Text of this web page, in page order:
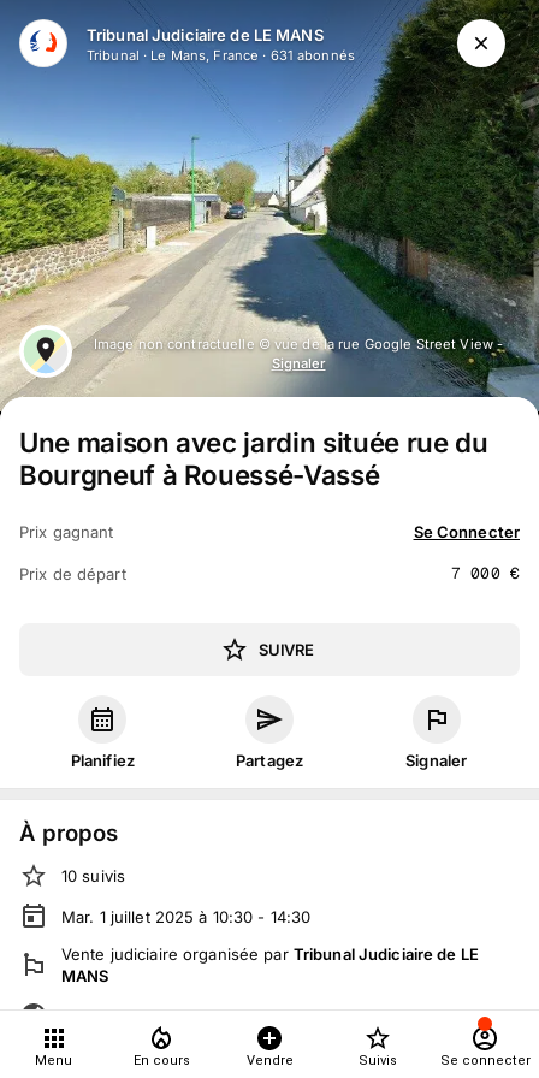
Aller au contenu principal
Tribunal Judiciaire de LE MANS
Tribunal · Le Mans, France · 631 abonnés
Image non contractuelle © vue de la rue Google Street View -
Signaler
Une maison avec jardin située rue du
Bourgneuf à Rouessé-Vassé
Prix gagnant Se Connecter
Prix de départ 7 000 €
SUIVRE
Planifiez Partagez Signaler
À propos
10 suivis
Mar. 1 juillet 2025 à 10:30 - 14:30
Vente judiciaire organisée par Tribunal Judiciaire de LE
MANS
Tout le monde peut participer
Menu En cours Vendre Suivis Se connecter